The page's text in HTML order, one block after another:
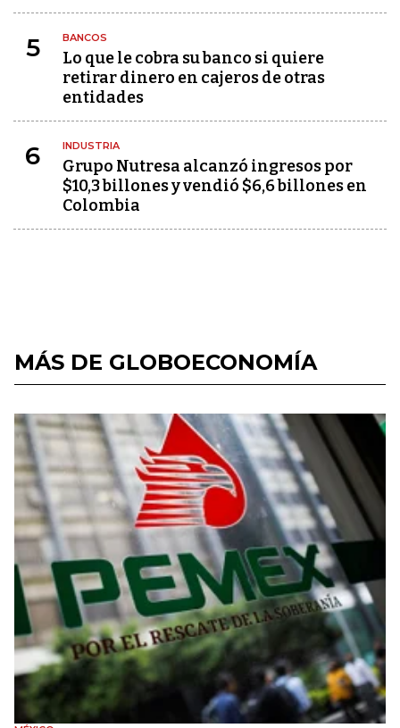
5 BANCOS
Lo que le cobra su banco si quiere
retirar dinero en cajeros de otras
entidades
6 INDUSTRIA
Grupo Nutresa alcanzó ingresos por
$10,3 billones y vendió $6,6 billones en
Colombia
MÁS DE GLOBOECONOMÍA